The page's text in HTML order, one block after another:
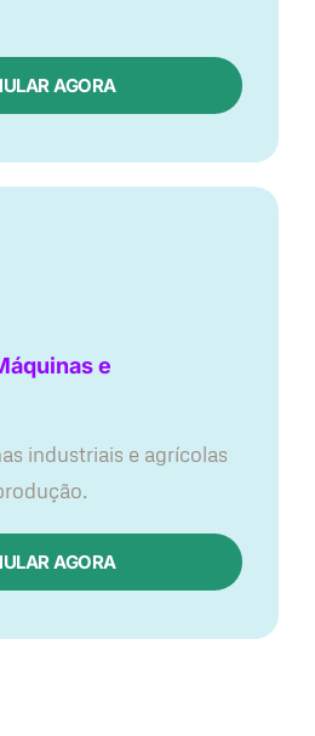
AGORA
e
industriais e agrícolas
AGORA